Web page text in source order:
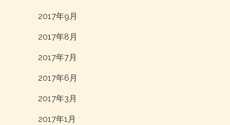
2017年9月
2017年8月
2017年7月
2017年6月
2017年3月
2017年1月